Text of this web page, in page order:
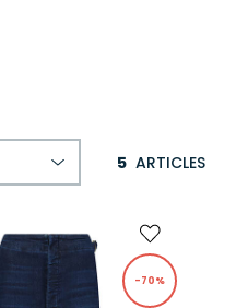
5 ARTICLES
-70%